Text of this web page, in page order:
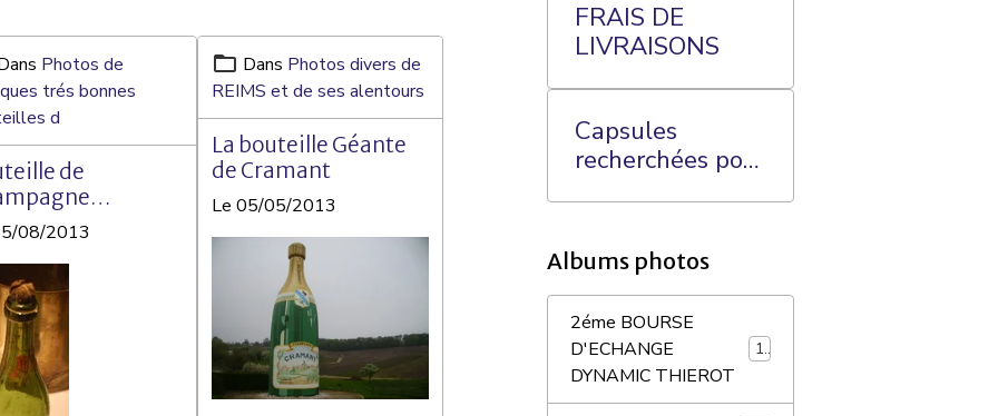
Photos de
trés bonnes
d
de
de l'épave
08/2013
Dans Photos divers de
REIMS et de ses alentours
La bouteille Géante
de Cramant
Le 05/05/2013
FRAIS DE
LIVRAISONS
Capsules
recherchées pour
Albums photos
2éme BOURSE
D'ECHANGE
DYNAMIC THIEROT
18